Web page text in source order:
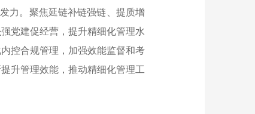
力。聚焦延链补链强链、提质增
强党建促经营，提升精细化管理水
控合规管理，加强效能监督和考
升管理效能，推动精细化管理工